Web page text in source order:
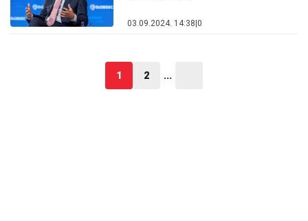
03.09.2024. 14:38|0
1 2 ...